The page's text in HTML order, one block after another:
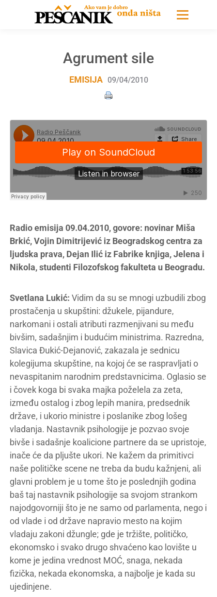
Agrument sile
EMISIJA 09/04/2010
Radio emisija 09.04.2010, govore: novinar Miša
Brkić, Vojin Dimitrijević iz Beogradskog centra za
ljudska prava, Dejan Ilić iz Fabrike knjiga, Jelena i
Nikola, studenti Filozofskog fakulteta u Beogradu.
Svetlana Lukić: Vidim da su se mnogi uzbudili zbog
prostačenja u skupštini: džukele, pijandure,
narkomani i ostali atributi razmenjivani su među
bivšim, sadašnjim i budućim ministrima. Razredna,
Slavica Đukić-Dejanović, zakazala je sednicu
kolegijuma skupštine, na kojoj će se raspravljati o
nevaspitanim narodnim predstavnicima. Oglasio se
i čovek koga bi svaka majka poželela za zeta,
između ostalog i zbog lepih manira, predsednik
države, i ukorio ministre i poslanike zbog lošeg
vladanja. Nastavnik psihologije je pozvao svoje
bivše i sadašnje koalicione partnere da se upristoje,
inače će da pljušte ukori. Ne kažem da primitivci
naše političke scene ne treba da budu kažnjeni, ali
glavni problem je u tome što je poslednjih godina
baš taj nastavnik psihologije sa svojom strankom
najodgovorniji što je ne samo od parlamenta, nego i
od vlade i od države napravio mesto na kojim
vladaju zakoni džungle; gde je tržište, političko,
ekonomsko i svako drugo shvaćeno kao lovište u
kome je jedina vrednost MOĆ, snaga, nekada
fizička, nekada ekonomska, a najbolje je kada su
ujedinjene.